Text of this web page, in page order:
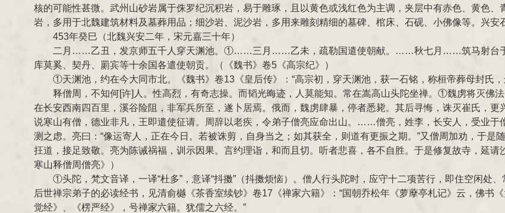
核的可能性甚微。武州山砂岩属于侏罗纪沉积岩，易于雕琢，且以黄色或浅红色为主调，夹层中有赤色、黄色
岩，多用于北魏建筑材料及墓葬用品；细沙岩、泥沙岩，多用来雕刻精细的墓碑、棺床、石砚、小佛像等。兴安
453年癸巳（北魏兴安二年，宋元嘉三十年）
二月……乙丑，发京师五千人穿天渊池。①……三月……乙未，疏勒国遣使朝献。……秋七月……筑马射台
库莫奚、契丹、罽宾等十余国各遣使朝贡。（《魏书》卷5《高宗纪》）
①天渊池，约在今大同市北。《魏书》卷13《皇后传》：“高宗初，穿天渊池，获一石铭，称桓帝葬母封氏
释僧周，不知何[许]人。性高烈，有奇志操。而韬光晦迹，人莫能知。常在嵩高山头陀坐禅。①魏虏将灭佛
在长安西南四百里，溪谷险阻，非军兵所至，遂卜居焉。俄而，魏虏肆暴，停者悉毙。其后寻悔，诛灭崔氏，
说寒山有僧，德业非凡，王即遣使征请。周辞以老疾，令弟子僧亮应命出山。……僧亮，姓李，长安人，受业于
测之虑。亮曰：“像运寄人，正在今日。若被诛剪，自身当之；如其获全，则道有更振之期。”又僧周加劝，于
抂道，接足致敬。亮为陈诫祸福，训示因果。言约理诣，和而且切。听者悲喜，各不自胜。于是修复故寺，延
寒山释僧周僧亮》）
①头陀，梵文音译，一译“杜多”，意译“抖擞”（抖擞烦恼）。僧人行头陀时，应守十二项苦行，即住空闲处
后世禅宗弟子的必读经书，见清俞樾《茶香室续钞》卷17《禅家六籍》：“国朝乔松年《萝藦亭札记》云，佛书
觉经》、《楞严经》，号禅家六籍。犹儒之六经。”